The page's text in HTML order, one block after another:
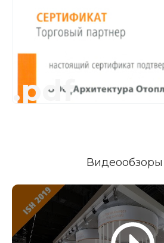
.pdf
Видеообзоры